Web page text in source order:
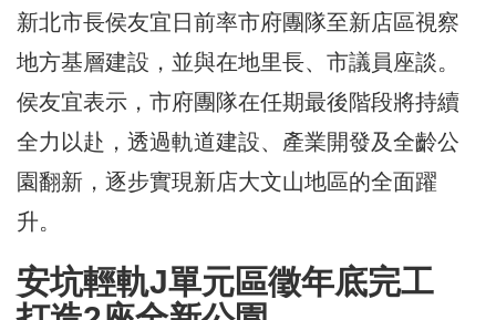
新北市長侯友宜日前率市府團隊至新店區視察
地方基層建設，並與在地里長、市議員座談。
侯友宜表示，市府團隊在任期最後階段將持續
全力以赴，透過軌道建設、產業開發及全齡公
園翻新，逐步實現新店大文山地區的全面躍
升。
安坑輕軌J單元區徵年底完工